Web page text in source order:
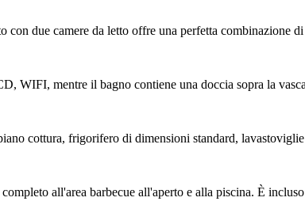
due camere da letto offre una perfetta combinazione
WIFI, mentre il bagno contiene una doccia sopra la
cottura, frigorifero di dimensioni standard,
all'area barbecue all'aperto e alla piscina. È